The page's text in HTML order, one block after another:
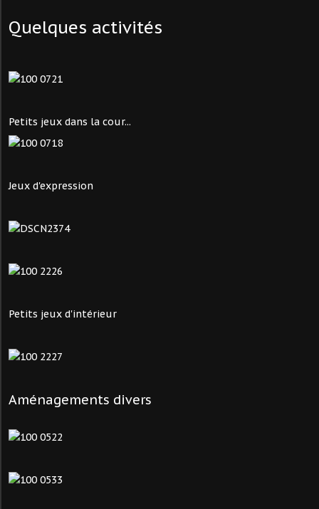
Quelques activités
Petits jeux dans la cour...
Jeux d'expression
Petits jeux d'intérieur
Aménagements divers